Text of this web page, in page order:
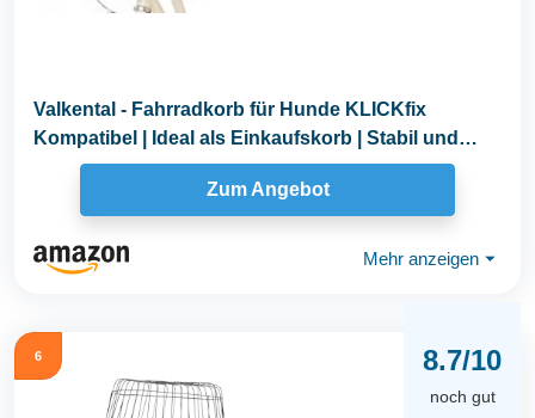
Valkental - Fahrradkorb für Hunde KLICKfix
Kompatibel | Ideal als Einkaufskorb | Stabil und
Sicher...
Zum Angebot
Mehr anzeigen ⏷
6 8.7/10
noch gut